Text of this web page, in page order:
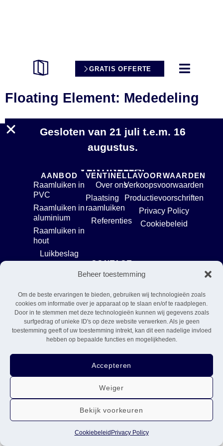
Beheer toestemming
Om de beste ervaringen te bieden, gebruiken wij technologieën zoals
cookies om informatie over je apparaat op te slaan en/of te raadplegen.
Door in te stemmen met deze technologieën kunnen wij gegevens zoals
surfgedrag of unieke ID's op deze website verwerken. Als je geen
toestemming geeft of uw toestemming intrekt, kan dit een nadelige invloed
hebben op bepaalde functies en mogelijkheden.
Accepteren
Weiger
Bekijk voorkeuren
Cookiebeleid Privacy Policy
GRATIS OFFERTE
Floating Element: Mededeling
Gesloten van 21 juli t.e.m. 16
augustus.
CONTACT
Pottelberg 22
Tel. +32 (0)483 367 612
info@ventinella.com
VOLG ONS
AANBOD
Raamluiken in
PVC
Raamluiken in
aluminium
Raamluiken in
hout
Luikbeslag
VENTINELLA
Over ons
Plaatsing
raamluiken
Referenties
VOORWAARDEN
Verkoopsvoorwaarden
Productievoorschriften
Privacy Policy
Cookiebeleid